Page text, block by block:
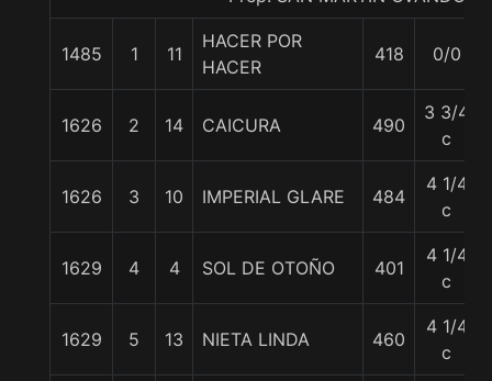
1485 1 11
HACER POR
HACER
418 0/0
1626 2 14 CAICURA 490
3 3/4
c
1626 3 10 IMPERIAL GLARE 484
4 1/4
c
1629 4 4 SOL DE OTOÑO 401
4 1/4
c
1629 5 13 NIETA LINDA 460
4 1/4
c